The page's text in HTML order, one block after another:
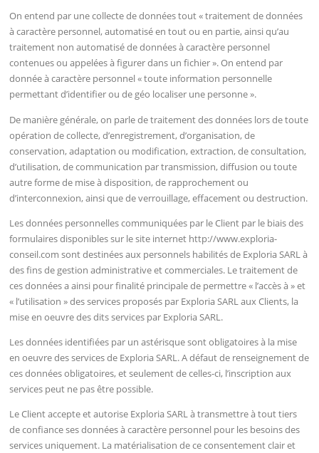
On entend par une collecte de données tout « traitement de données
à caractère personnel, automatisé en tout ou en partie, ainsi qu’au
traitement non automatisé de données à caractère personnel
contenues ou appelées à figurer dans un fichier ». On entend par
donnée à caractère personnel « toute information personnelle
permettant d’identifier ou de géo localiser une personne ».
De manière générale, on parle de traitement des données lors de toute
opération de collecte, d’enregistrement, d’organisation, de
conservation, adaptation ou modification, extraction, de consultation,
d’utilisation, de communication par transmission, diffusion ou toute
autre forme de mise à disposition, de rapprochement ou
d’interconnexion, ainsi que de verrouillage, effacement ou destruction.
Les données personnelles communiquées par le Client par le biais des
formulaires disponibles sur le site internet http://www.exploria-
conseil.com sont destinées aux personnels habilités de Exploria SARL à
des fins de gestion administrative et commerciales. Le traitement de
ces données a ainsi pour finalité principale de permettre « l’accès à » et
« l’utilisation » des services proposés par Exploria SARL aux Clients, la
mise en oeuvre des dits services par Exploria SARL.
Les données identifiées par un astérisque sont obligatoires à la mise
en oeuvre des services de Exploria SARL. A défaut de renseignement de
ces données obligatoires, et seulement de celles-ci, l’inscription aux
services peut ne pas être possible.
Le Client accepte et autorise Exploria SARL à transmettre à tout tiers
de confiance ses données à caractère personnel pour les besoins des
services uniquement. La matérialisation de ce consentement clair et